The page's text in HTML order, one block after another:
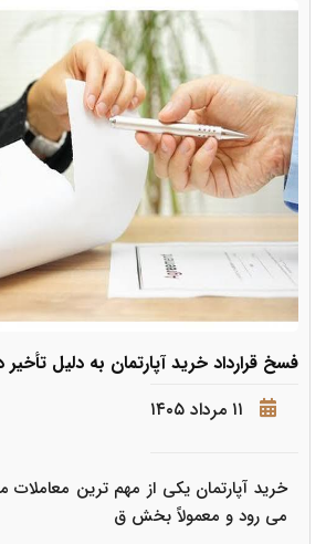
فسخ قرارداد خرید آپارتمان به دلیل
۱۱ مرداد ۱۴۰۵
خرید آپارتمان یکی از مهم ترین معاملات
می رود و معمولاً بخش ق